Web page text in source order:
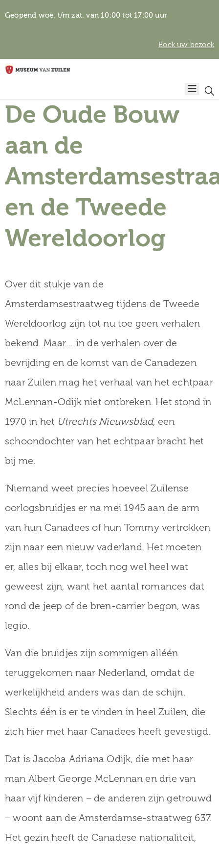
Geopend woe. t/m zat. van 10:00 tot 17:00 uur
Boek uw bezoek
Home
Plan
bezoek
Over het
Verhalen
over
Zuilen
De Oude Bouw
aan de
en de Tweede
Wereldoorlog
Over dit stukje van de
Amsterdamsestraatweg tijdens de Tweede
Wereldoorlog zijn tot nu toe geen verhalen
bekend. Maar… in de verhalen over de
bevrijding en de komst van de Canadezen
naar Zuilen mag het verhaal van het echtpaar
McLennan-Odijk niet ontbreken. Het stond in
1970 in het Utrechts Nieuwsblad, een
schoondochter van het echtpaar bracht het
bij me.
‘Niemand weet precies hoeveel Zuilense
oorlogsbruidjes er na mei 1945 aan de arm
van hun Canadees of hun Tommy vertrokken
zijn naar een nieuw vaderland. Het moeten
er, alles bij elkaar, toch nog wel heel wat
geweest zijn, want het aantal romances dat
rond de jeep of de bren-carrier begon, was
legio.
Van die bruidjes zijn sommigen alléén
teruggekomen naar Nederland, omdat de
werkelijkheid anders was dan de schijn.
Slechts één is er te vinden in heel Zuilen, die
zich hier met haar Canadees heeft gevestigd.
Dat is Jacoba Adriana Odijk, die met haar
man Albert George McLennan en drie van
haar vijf kinderen − de anderen zijn getrouwd
− woont aan de Amsterdamse-straatweg 637.
Het gezin heeft de Canadese nationaliteit,
Algemene
Auteursrechten